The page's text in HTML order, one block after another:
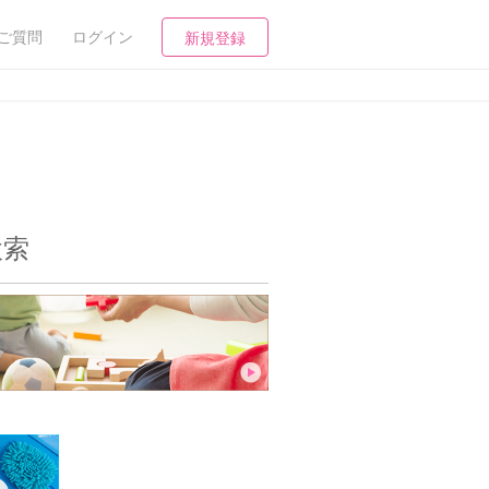
質問 ログイン 新規登録